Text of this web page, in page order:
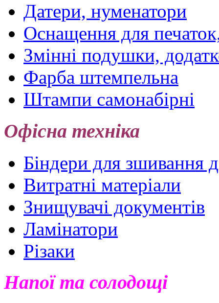
Датери, нуменатори
Оснащення для
Змінні подушки,
Фарба штемпельна
Штампи самонабірні
Офісна техніка
Біндери для зшивання
Витратні матеріали
Знищувачі документів
Ламінатори
Різаки
Напої та солодощі